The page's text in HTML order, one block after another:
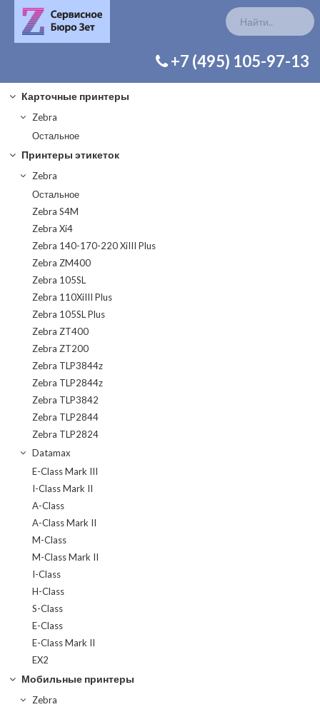
+7 (495) 105-97-13
Карточные принтеры
Zebra
Остальное
Принтеры этикеток
Zebra
Остальное
Zebra S4M
Zebra Xi4
Zebra 140-170-220 XiIII Plus
Zebra ZM400
Zebra 105SL
Zebra 110XiIII Plus
Zebra 105SL Plus
Zebra ZT400
Zebra ZT200
Zebra TLP3844z
Zebra TLP2844z
Zebra TLP3842
Zebra TLP2844
Zebra TLP2824
Datamax
E-Class Mark III
I-Class Mark II
A-Class
A-Class Mark II
M-Class
M-Class Mark II
I-Class
H-Class
S-Class
E-Class
E-Class Mark II
EX2
Мобильные принтеры
Zebra